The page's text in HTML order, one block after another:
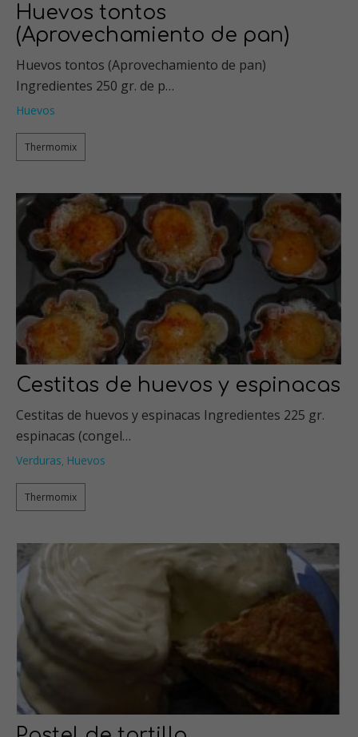
Huevos tontos
(Aprovechamiento de pan)
Huevos tontos (Aprovechamiento de pan)
Ingredientes 250 gr. de p…
Huevos
Thermomix
Cestitas de huevos y espinacas
Cestitas de huevos y espinacas Ingredientes 225 gr.
espinacas (congel…
Verduras, Huevos
Thermomix